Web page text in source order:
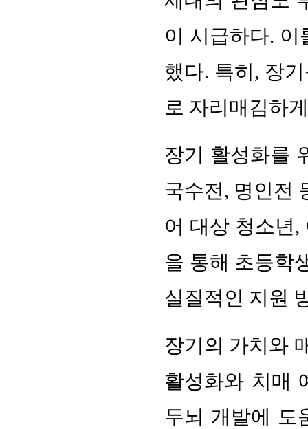
이 시급하다.
했다. 특히, 장
로 자리매김하
장기 활성화를
국수전, 명인전
어 대상 청소년
을 통해 초등학
실질적인 지원
장기의 가치와
활성화와 치매
두뇌 개발에 도